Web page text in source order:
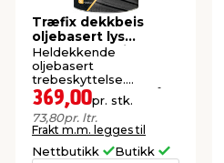
Træfix dekkbeis
oljebasert lys
dodenkop 5 liter
Heldekkende
oljebasert
trebeskyttelse.
Holdbarhet opptil 5 år.
369,00pr. stk.
73,80pr. ltr.
Frakt m.m. legges til
Nettbutikk Butikk